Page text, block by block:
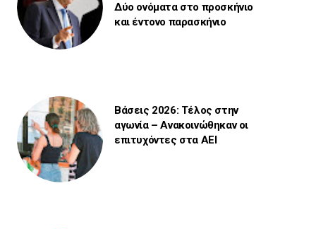
Δύο ονόματα στο προσκήνιο
και έντονο παρασκήνιο
Βάσεις 2026: Τέλος στην
αγωνία – Ανακοινώθηκαν οι
επιτυχόντες στα ΑΕΙ